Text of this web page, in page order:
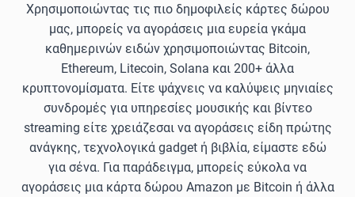
Χρησιμοποιώντας τις πιο δημοφιλείς κάρτες δώρου
μας, μπορείς να αγοράσεις μια ευρεία γκάμα
καθημερινών ειδών χρησιμοποιώντας Bitcoin,
Ethereum, Litecoin, Solana και 200+ άλλα
κρυπτονομίσματα. Είτε ψάχνεις να καλύψεις μηνιαίες
συνδρομές για υπηρεσίες μουσικής και βίντεο
streaming είτε χρειάζεσαι να αγοράσεις είδη πρώτης
ανάγκης, τεχνολογικά gadget ή βιβλία, είμαστε εδώ
για σένα. Για παράδειγμα, μπορείς εύκολα να
αγοράσεις μια κάρτα δώρου Amazon με Bitcoin ή άλλα